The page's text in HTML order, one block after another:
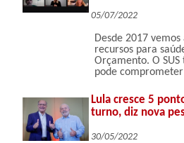
05/07/2022
Desde 2017
recursos para
Orçamento. O
pode
Lula cresce 5
turno, diz nova
30/05/2022